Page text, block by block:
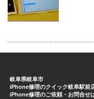
岐阜県岐阜市
iPhone修理のクイック岐阜駅前
iPhone修理のご依頼・お問合せ